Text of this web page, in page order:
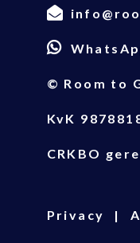
© Room to
KvK
CRKBO
Privacy